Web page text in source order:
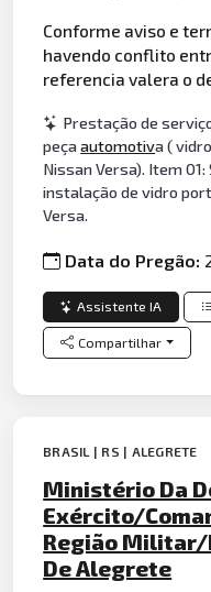
Conforme aviso e
havendo conflito
referencia valera o
Prestação de
peçaautomotiva (
Nissan Versa). Item
instalação de vidro
Versa.
Data do Pregão:
Assistente IA
Compartilhar
BRASIL | RS | ALEGRETE
Ministério Da
Exército/
Região Militar/
De Alegrete